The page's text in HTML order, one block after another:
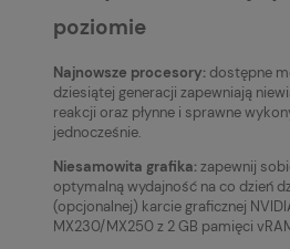
poziomie
Najnowsze procesory:dostępne
dziesiątej generacji zapewniają
reakcji oraz płynne i sprawne
jednocześnie.
Niesamowita grafika:zapewnij
optymalną wydajność na co dzień
(opcjonalnej) karcie graficznej
MX230/MX250 z 2 GB pamięci